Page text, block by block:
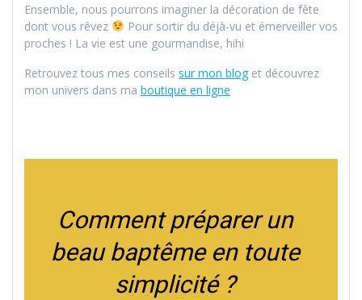
Ensemble, nous pourrons imaginer la décoration de fête
dont vous rêvez
Pour sortir du déjà-vu et émerveiller vos
proches ! La vie est une gourmandise, hihi
Retrouvez tous mes conseils sur mon bloget découvrez
mon univers dans ma boutique en ligne
Comment préparer un
beau baptême en toute
simplicité ?